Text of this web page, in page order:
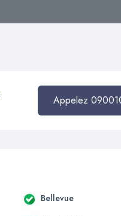
Appelez
Bellevue